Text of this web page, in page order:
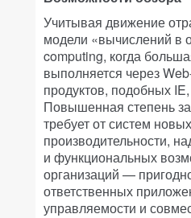
Учитывая движение
модели «вычислений в
computing, когда
выполняется через
продуктов, подобных IE,
Повышенная степень
требует от систем
производительности,
и функциональных
организаций —
ответственных
управляемости и